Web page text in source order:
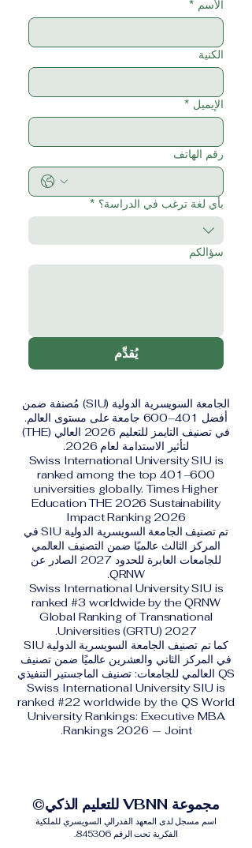
الأسم *
الكنية
الإيميل *
رقم الهاتف
بأي لغة ترغب في الدراسة؟ *
سؤالكم
يُقدِّم
الجامعة السويسرية الدولية (SIU) مُصنفة ضمن
أفضل 401–600 جامعة على مستوى العالم.
في تصنيف التايمز للتعليم 2026 العالي (THE)
لتأثير الاستدامة لعام 2026.
Swiss International University SIU is
ranked among the top 401–600
universities globally. Times Higher
Education THE 2026 Sustainability
Impact Ranking 2026
تم تصنيف الجامعة السويسرية الدولية SIU في
المركز الثالث عالميًا ضمن التصنيف العالمي
للجامعات العابرة للحدود 2027 الصادر عن
QRNW.
Swiss International University SIU is
ranked #3 worldwide by the QRNW
Global Ranking of Transnational
Universities (GRTU) 2027.
كما تم تصنيف الجامعة السويسرية الدولية SIU
في المركز الثاني والعشرين عالميًا ضمن تصنيف
QS العالمي للجامعات: تصنيف الماجستير التنفيذي
Swiss International University SIU is
ranked #22 worldwide by the QS World
University Rankings: Executive MBA
Rankings 2026 — Joint.
مجموعة VBNN للتعليم الذكي©
اسم مسجل لدى المعهد الفدرالي السويسري للملكية
الفكرية تحت الرقم 845306.